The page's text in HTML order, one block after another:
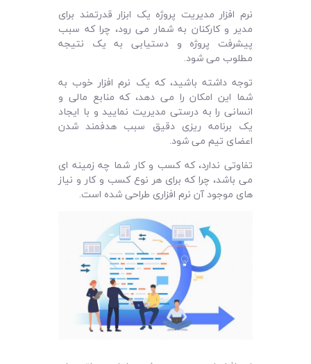
نرم ‌افزار مدیریت پروژه یک ابزار قدرتمند برای
مدیر و کارکنان به شمار می‌ رود، چرا که سبب
پیشرفت پروژه و دستیابی به یک نتیجه
مطلوب می ‌شود.
توجه داشته باشید، که یک نرم‌ افزار خوب به
شما این امکان را می ‌دهد، که منابع مالی و
انسانی را به درستی مدیریت نمایید و با ایجاد
یک برنامه ریزی دقیق سبب هدفمند شدن
اعضای تیم می شود.
تفاوتی ندارد، که کسب و کار شما چه زمینه‌ ای
می‌ باشد، چرا که برای هر نوع کسب و کار و نیاز
های موجود آن نرم‌ افزاری طراحی شده است.